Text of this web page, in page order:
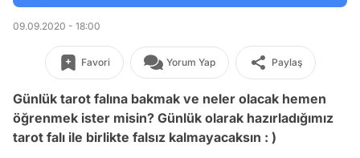
09.09.2020 - 18:00
Favori Yorum Yap Paylaş
Günlük tarot falına bakmak ve neler olacak hemen
öğrenmek ister misin? Günlük olarak hazırladığımız
tarot falı ile birlikte falsız kalmayacaksın : )